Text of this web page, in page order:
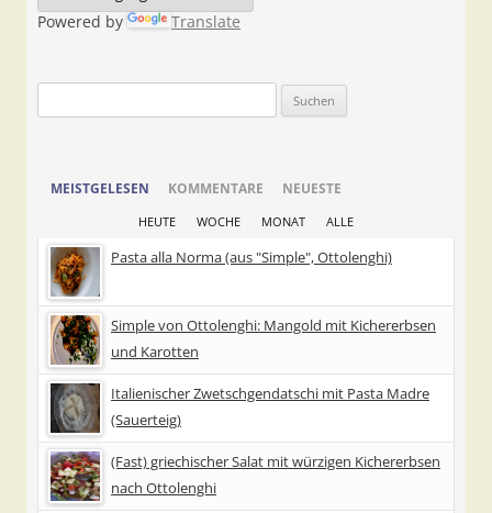
Powered by Translate
nach:
MEISTGELESEN KOMMENTARE NEUESTE
HEUTE WOCHE MONAT ALLE
Pasta alla Norma (aus "Simple", Ottolenghi)
Simple von Ottolenghi: Mangold mit Kichererbsen
und Karotten
Italienischer Zwetschgendatschi mit Pasta Madre
(Sauerteig)
(Fast) griechischer Salat mit würzigen Kichererbsen
nach Ottolenghi